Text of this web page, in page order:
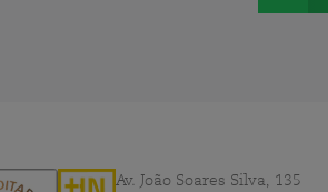
Av. João Soares Silva, 135